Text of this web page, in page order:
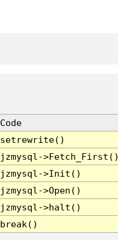
Code
setrewrite()
jzmysql-
jzmysql->Init()
jzmysql->Open()
jzmysql->halt()
break()